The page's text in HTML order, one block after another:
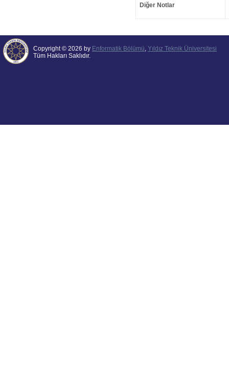
Diğer Notlar
Copyright © 2026 by Enformatik Bölümü, Yıldız Teknik Üniversitesi
Tüm Hakları Saklıdır.